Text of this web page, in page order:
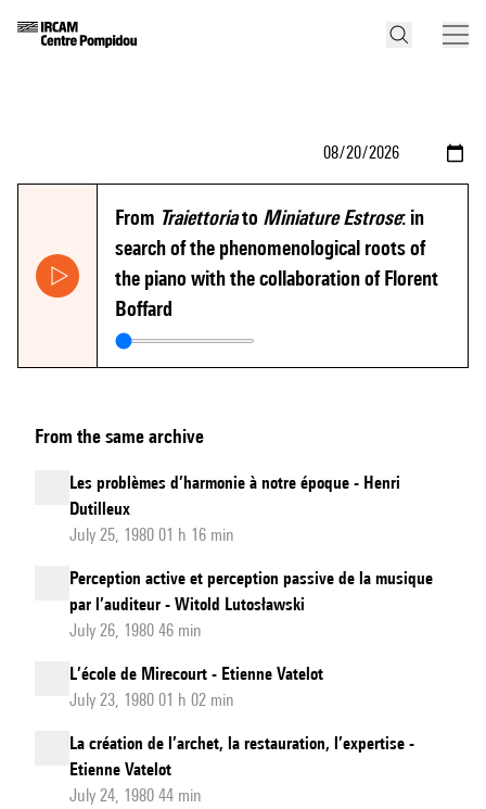
From Traiettoriato Miniature Estrose: in
search of the phenomenological roots of
the piano with the collaboration of Florent
Boffard
From the same archive
Les problèmes d’harmonie à notre époque - Henri
Dutilleux
July 25, 1980 01 h 16 min
Perception active et perception passive de la musique
par l’auditeur - Witold Lutosławski
July 26, 1980 46 min
L’école de Mirecourt - Etienne Vatelot
July 23, 1980 01 h 02 min
La création de l’archet, la restauration, l’expertise -
Etienne Vatelot
July 24, 1980 44 min